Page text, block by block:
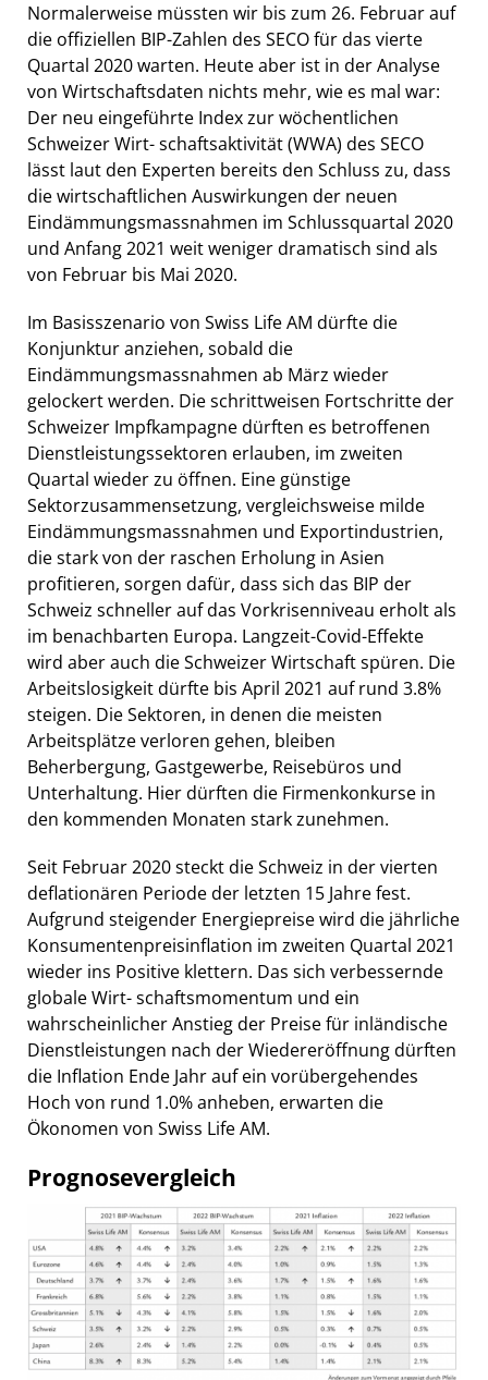
Normalerweise müssten wir bis zum 26. Februar auf
die offiziellen BIP-Zahlen des SECO für das vierte
Quartal 2020 warten. Heute aber ist in der Analyse
von Wirtschaftsdaten nichts mehr, wie es mal war:
Der neu eingeführte Index zur wöchentlichen
Schweizer Wirt- schaftsaktivität (WWA) des SECO
lässt laut den Experten bereits den Schluss zu, dass
die wirtschaftlichen Auswirkungen der neuen
Eindämmungsmassnahmen im Schlussquartal 2020
und Anfang 2021 weit weniger dramatisch sind als
von Februar bis Mai 2020.
Im Basisszenario von Swiss Life AM dürfte die
Konjunktur anziehen, sobald die
Eindämmungsmassnahmen ab März wieder
gelockert werden. Die schrittweisen Fortschritte der
Schweizer Impfkampagne dürften es betroffenen
Dienstleistungssektoren erlauben, im zweiten
Quartal wieder zu öffnen. Eine günstige
Sektorzusammensetzung, vergleichsweise milde
Eindämmungsmassnahmen und Exportindustrien,
die stark von der raschen Erholung in Asien
profitieren, sorgen dafür, dass sich das BIP der
Schweiz schneller auf das Vorkrisenniveau erholt als
im benachbarten Europa. Langzeit-Covid-Effekte
wird aber auch die Schweizer Wirtschaft spüren. Die
Arbeitslosigkeit dürfte bis April 2021 auf rund 3.8%
steigen. Die Sektoren, in denen die meisten
Arbeitsplätze verloren gehen, bleiben
Beherbergung, Gastgewerbe, Reisebüros und
Unterhaltung. Hier dürften die Firmenkonkurse in
den kommenden Monaten stark zunehmen.
Seit Februar 2020 steckt die Schweiz in der vierten
deflationären Periode der letzten 15 Jahre fest.
Aufgrund steigender Energiepreise wird die jährliche
Konsumentenpreisinflation im zweiten Quartal 2021
wieder ins Positive klettern. Das sich verbessernde
globale Wirt- schaftsmomentum und ein
wahrscheinlicher Anstieg der Preise für inländische
Dienstleistungen nach der Wiedereröffnung dürften
die Inflation Ende Jahr auf ein vorübergehendes
Hoch von rund 1.0% anheben, erwarten die
Ökonomen von Swiss Life AM.
Prognosevergleich